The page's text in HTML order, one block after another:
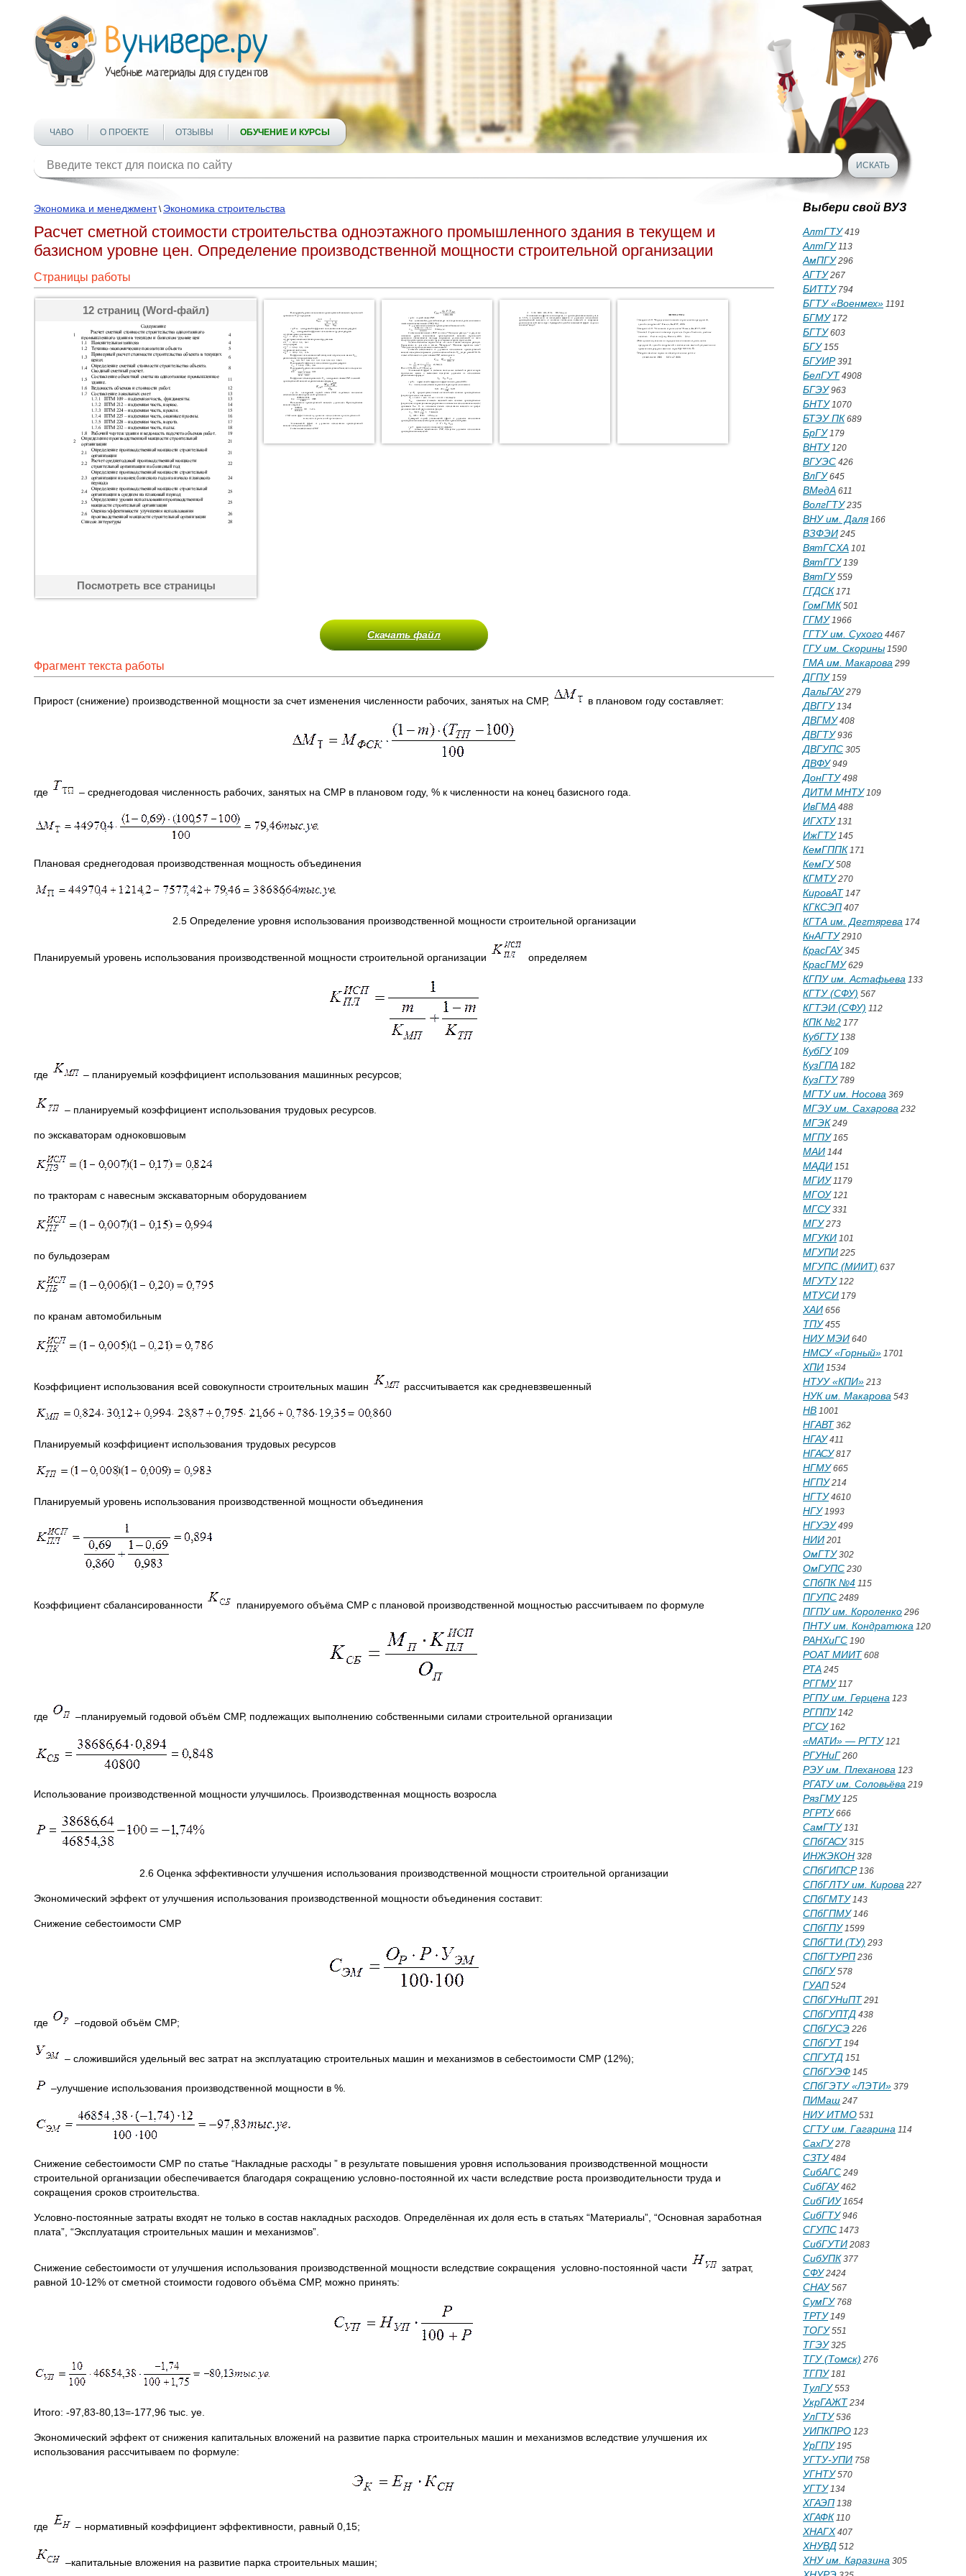
ЧАВО О ПРОЕКТЕ ОТЗЫВЫ ОБУЧЕНИЕ И КУРСЫ
Экономика и менеджмент\ Экономика строительства
Расчет сметной стоимости строительства одноэтажного промышленного здания в текущем и
базисном уровне цен. Определение производственной мощности строительной организации
Страницы работы
12 страниц (Word-файл)
Посмотреть все страницы
Скачать файл
Фрагмент текста работы
Прирост (снижение) производственной мощности за счет изменения численности рабочих, занятых на СМР, в плановом году составляет:
где – среднегодовая численность рабочих, занятых на СМР в плановом году, % к численности на конец базисного года.
Плановая среднегодовая производственная мощность объединения
2.5 Определение уровня использования производственной мощности строительной организации
Планируемый уровень использования производственной мощности строительной организации определяем
где – планируемый коэффициент использования машинных ресурсов;
– планируемый коэффициент использования трудовых ресурсов.
по экскаваторам одноковшовым
по тракторам с навесным экскаваторным оборудованием
по бульдозерам
по кранам автомобильным
Коэффициент использования всей совокупности строительных машин рассчитывается как средневзвешенный
Планируемый коэффициент использования трудовых ресурсов
Планируемый уровень использования производственной мощности объединения
Коэффициент сбалансированности планируемого объёма СМР с плановой производственной мощностью рассчитываем по формуле
где –планируемый годовой объём СМР, подлежащих выполнению собственными силами строительной организации
Использование производственной мощности улучшилось. Производственная мощность возросла
2.6 Оценка эффективности улучшения использования производственной мощности строительной организации
Экономический эффект от улучшения использования производственной мощности объединения составит:
Снижение себестоимости СМР
где –годовой объём СМР;
– сложившийся удельный вес затрат на эксплуатацию строительных машин и механизмов в себестоимости СМР (12%);
–улучшение использования производственной мощности в %.
Снижение себестоимости СМР по статье “Накладные расходы ” в результате повышения уровня использования производственной мощности
строительной организации обеспечивается благодаря сокращению условно-постоянной их части вследствие роста производительности труда и
сокращения сроков строительства.
Условно-постоянные затраты входят не только в состав накладных расходов. Определённая их доля есть в статьях “Материалы”, “Основная заработная
плата”, “Эксплуатация строительных машин и механизмов”.
Снижение себестоимости от улучшения использования производственной мощности вследствие сокращения условно-постоянной части
затрат,
равной 10-12% от сметной стоимости годового объёма СМР, можно принять:
Итого: -97,83-80,13=-177,96 тыс. уе.
Экономический эффект от снижения капитальных вложений на развитие парка строительных машин и механизмов вследствие улучшения их
использования рассчитываем по формуле:
где – нормативный коэффициент эффективности, равный 0,15;
–капитальные вложения на развитие парка строительных машин;
Выбери свой ВУЗ
АлтГТУ419
АлтГУ113
АмПГУ296
АГТУ267
БИТТУ794
БГТУ «Военмех» 1191
БГМУ172
БГТУ603
БГУ155
БГУИР391
БелГУТ 4908
БГЭУ963
БНТУ1070
БТЭУ ПК 689
БрГУ179
ВНТУ120
ВГУЭС 426
ВлГУ645
ВМедА 611
ВолгГТУ235
ВНУ им. Даля166
ВЗФЭИ 245
ВятГСХА 101
ВятГГУ139
ВятГУ559
ГГДСК 171
ГомГМК 501
ГГМУ1966
ГГТУ им. Сухого 4467
ГГУ им. Скорины 1590
ГМА им. Макарова 299
ДГПУ159
ДальГАУ279
ДВГГУ134
ДВГМУ408
ДВГТУ936
ДВГУПС 305
ДВФУ949
ДонГТУ498
ДИТМ МНТУ109
ИвГМА 488
ИГХТУ131
ИжГТУ145
КемГППК 171
КемГУ508
КГМТУ270
КировАТ 147
КГКСЭП 407
КГТА им. Дегтярева 174
КнАГТУ2910
КрасГАУ345
КрасГМУ629
КГПУ им. Астафьева 133
КГТУ (СФУ) 567
КГТЭИ (СФУ) 112
КПК №2 177
КубГТУ138
КубГУ109
КузГПА 182
КузГТУ789
МГТУ им. Носова 369
МГЭУ им. Сахарова 232
МГЭК 249
МГПУ165
МАИ 144
МАДИ 151
МГИУ1179
МГОУ121
МГСУ331
МГУ273
МГУКИ 101
МГУПИ 225
МГУПС (МИИТ) 637
МГУТУ122
МТУСИ 179
ХАИ 656
ТПУ455
НИУ МЭИ 640
НМСУ «Горный» 1701
ХПИ 1534
НТУУ «КПИ» 213
НУК им. Макарова 543
НВ 1001
НГАВТ 362
НГАУ411
НГАСУ817
НГМУ665
НГПУ214
НГТУ4610
НГУ1993
НГУЭУ499
НИИ 201
ОмГТУ302
ОмГУПС 230
СПбПК №4 115
ПГУПС 2489
ПГПУ им. Короленко 296
ПНТУ им. Кондратюка 120
РАНХиГС 190
РОАТ МИИТ 608
РТА 245
РГГМУ117
РГПУ им. Герцена 123
РГППУ142
РГСУ162
«МАТИ» — РГТУ121
РГУНиГ 260
РЭУ им. Плеханова 123
РГАТУ им. Соловьёва 219
РязГМУ125
РГРТУ666
СамГТУ131
СПбГАСУ315
ИНЖЭКОН 328
СПбГИПСР136
СПбГЛТУ им. Кирова 227
СПбГМТУ143
СПбГПМУ146
СПбГПУ1599
СПбГТИ (ТУ) 293
СПбГТУРП 236
СПбГУ578
ГУАП 524
СПбГУНиПТ 291
СПбГУПТД 438
СПбГУСЭ 226
СПбГУТ 194
СПГУТД 151
СПбГУЭФ 145
СПбГЭТУ «ЛЭТИ» 379
ПИМаш 247
НИУ ИТМО 531
СГТУ им. Гагарина 114
СахГУ278
СЗТУ484
СибАГС 249
СибГАУ462
СибГИУ1654
СибГТУ946
СГУПС 1473
СибГУТИ 2083
СибУПК 377
СФУ2424
СНАУ567
СумГУ768
ТРТУ149
ТОГУ551
ТГЭУ325
ТГУ (Томск) 276
ТГПУ181
ТулГУ553
УкрГАЖТ 234
УлГТУ536
УИПКПРО 123
УрГПУ195
УГТУ-УПИ 758
УГНТУ570
УГТУ134
ХГАЭП 138
ХГАФК 110
ХНАГХ 407
ХНУВД 512
ХНУ им. Каразина 305